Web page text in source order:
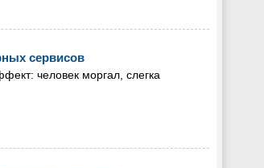
сервисов
человек моргал, слегка